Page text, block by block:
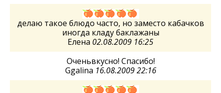
делаю такое блюдо часто, но заместо кабачков
иногда кладу баклажаны
Елена 02.08.2009 16:25
Оченьвкусно! Спасибо!
Ggalina 16.08.2009 22:16